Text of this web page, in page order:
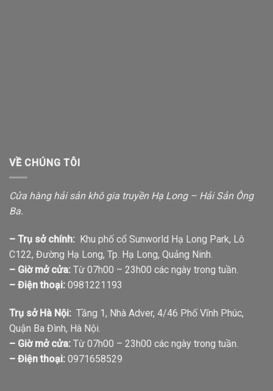
VỀ CHÚNG TÔI
Cửa hàng hải sản khô gia truyền Hạ Long – Hải Sản Ông
Ba.
– Trụ sở chính: Khu phố cổ Sunworld Hạ Long Park, Lô
C122, Đường Hạ Long, Tp. Hạ Long, Quảng Ninh.
– Giờ mở cửa: Từ 07h00 – 23h00 các ngày trong tuần.
– Điện thoại: 0981221193
Trụ sở Hà Nội: Tầng 1, Nhà Adver, 4/46 Phố Vĩnh Phúc,
Quận Ba Đình, Hà Nội.
– Giờ mở cửa: Từ 07h00 – 23h00 các ngày trong tuần.
– Điện thoại: 0971658529